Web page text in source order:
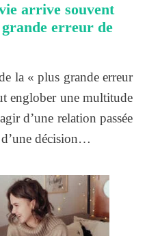
arrive souvent
erreur de
la « plus grande erreur
englober une multitude
d’une relation passée
d’une décision…